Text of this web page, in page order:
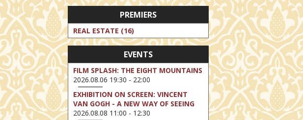
PREMIERS
REAL ESTATE (16)
EVENTS
FILM SPLASH: THE EIGHT MOUNTAINS
2026.08.06 19:30 - 22:00
EXHIBITION ON SCREEN: VINCENT
VAN GOGH - A NEW WAY OF SEEING
2026.08.08 11:00 - 12:30